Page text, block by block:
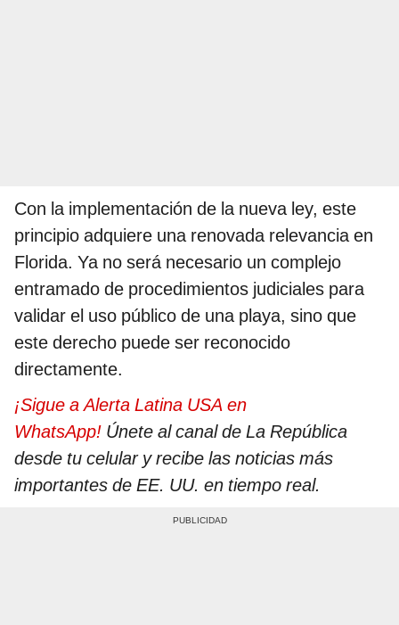
Con la implementación de la nueva ley, este
principio adquiere una renovada relevancia en
Florida. Ya no será necesario un complejo
entramado de procedimientos judiciales para
validar el uso público de una playa, sino que
este derecho puede ser reconocido
directamente.
¡Sigue a Alerta Latina USA en
WhatsApp! Únete al canal de La República
desde tu celular y recibe las noticias más
importantes de EE. UU. en tiempo real.